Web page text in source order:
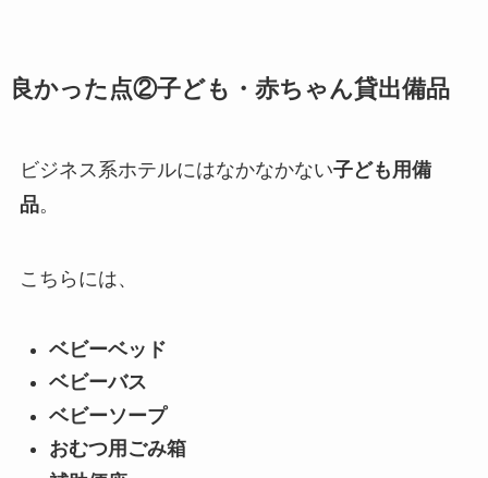
良かった点②子ども・赤ちゃん貸出備品
ビジネス系ホテルにはなかなかない子ども用備
品。
こちらには、
ベビーベッド
ベビーバス
ベビーソープ
おむつ用ごみ箱